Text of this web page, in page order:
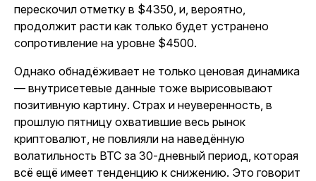
перескочил отметку в $4350, и, вероятно,
продолжит расти как только будет устранено
сопротивление на уровне $4500.
Однако обнадёживает не только ценовая динамика
— внутрисетевые данные тоже вырисовывают
позитивную картину. Страх и неуверенность, в
прошлую пятницу охватившие весь рынок
криптовалют, не повлияли на наведённую
волатильность BTC за 30-дневный период, которая
всё ещё имеет тенденцию к снижению. Это говорит